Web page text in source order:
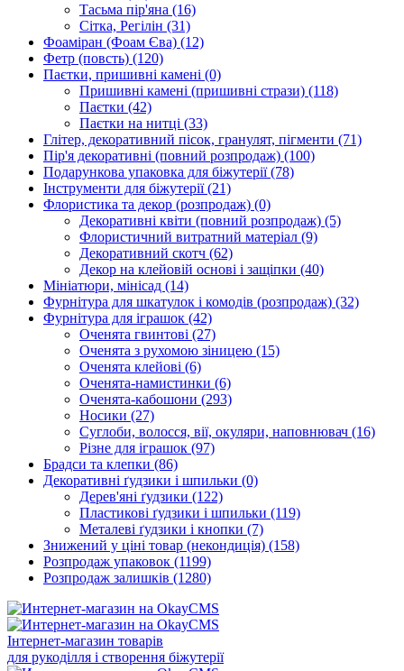
Тасьма пір'яна (16)
Сітка, Регілін (31)
Фоаміран (Фоам Єва) (12)
Фетр (повсть) (120)
Паєтки, пришивні камені (0)
Пришивні камені (пришивні стрази) (118)
Паєтки (42)
Паєтки на нитці (33)
Глітер, декоративний пісок, гранулят, пігменти (71)
Пір'я декоративні (повний розпродаж) (100)
Подарункова упаковка для біжутерії(78)
Інструменти для біжутерії(21)
Флористика та декор (розпродаж) (0)
Декоративні квіти (повний розпродаж) (5)
Флористичний витратний матеріал (9)
Декоративний скотч (62)
Декор на клейовій основі і защіпки (40)
Мініатюри, мінісад (14)
Фурнітура для шкатулок і комодів (розпродаж) (32)
Фурнітура для іграшок (42)
Оченята гвинтові (27)
Оченята з рухомою зіницею (15)
Оченята клейові (6)
Оченята-намистинки (6)
Оченята-кабошони (293)
Носики (27)
Суглоби, волосся, вії, окуляри, наповнювач (16)
Різне для іграшок (97)
Брадси та клепки (86)
Декоративні ґудзики і шпильки (0)
Дерев'яні ґудзики (122)
Пластикові ґудзики і шпильки (119)
Металеві ґудзики і кнопки (7)
Знижений у ціні товар (некондиція) (158)
Розпродаж упаковок (1199)
Розпродаж залишків (1280)
Інтернет-магазин товарів
для рукоділля і створення біжутерії